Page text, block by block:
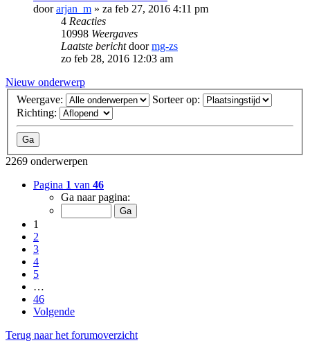
doorarjan_m » za feb 27, 2016 4:11 pm
4 Reacties
10998 Weergaves
Laatste berichtdoormg-zs
zo feb 28, 2016 12:03 am
Nieuw onderwerp
Weergave:
Sorteer op:
Richting:
2269 onderwerpen
Pagina 1 van 46
Ga naar pagina:
1
2
3
4
5
…
46
Volgende
Terug naar het forumoverzicht